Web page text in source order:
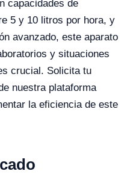
capacidades de
5 y 10 litros por hora, y
avanzado, este aparato
y situaciones
crucial. Solicita tu
nuestra plataforma
la eficiencia de este